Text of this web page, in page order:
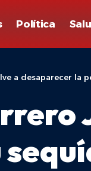
Política
a desaparecer la